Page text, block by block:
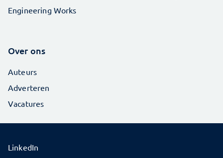
Engineering Works
Over ons
Auteurs
Adverteren
Vacatures
LinkedIn